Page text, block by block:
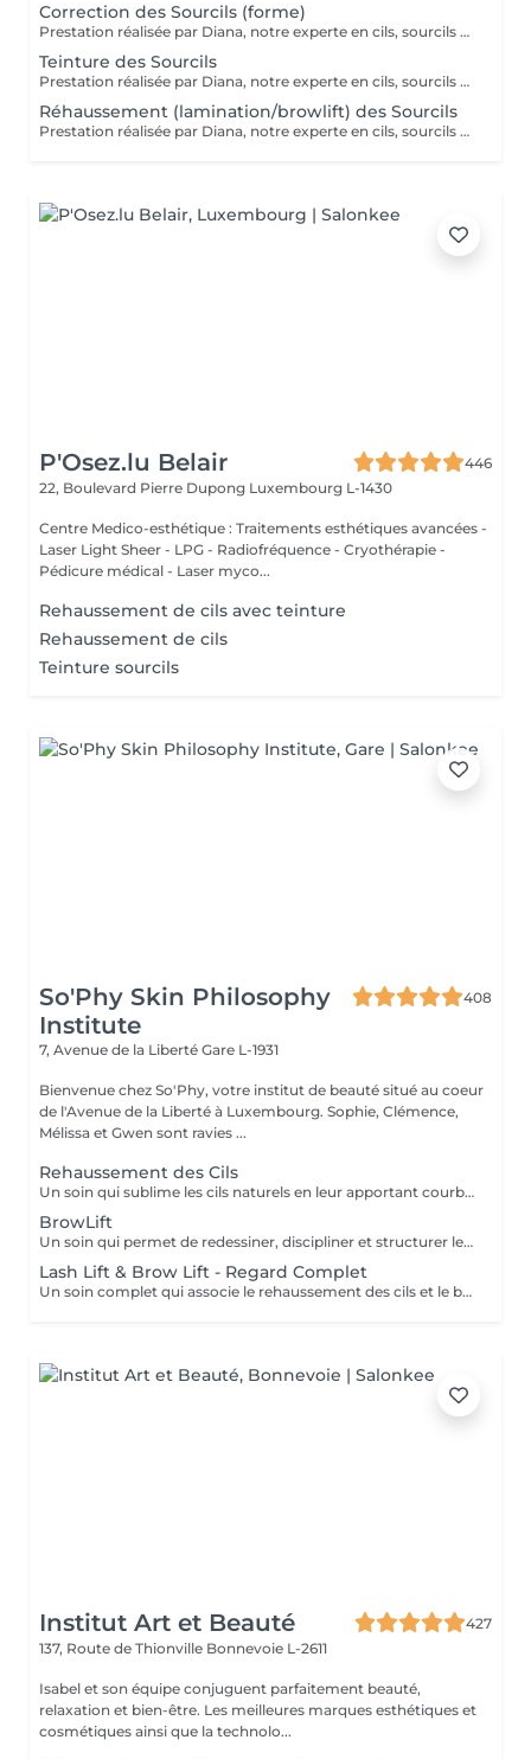
Correction des Sourcils (forme)
Prestation réalisée par Diana, notre experte en cils, sourcils et épilation, avec plus de 10 ans d'expérience, garantissant précision et résultats de haute qualité.
Teinture des Sourcils
Prestation réalisée par Diana, notre experte en cils, sourcils et épilation, avec plus de 10 ans d'expérience, garantissant précision et résultats de haute qualité.
Réhaussement (lamination/browlift) des Sourcils
Prestation réalisée par Diana, notre experte en cils, sourcils et épilation, avec plus de 10 ans d'expérience, garantissant précision et résultats de haute qualité.
P'Osez.lu Belair
446
22, Boulevard Pierre Dupong Luxembourg L-1430
Centre Medico-esthétique : Traitements esthétiques avancées -
Laser Light Sheer - LPG - Radiofréquence - Cryothérapie -
Pédicure médical - Laser myco...
Rehaussement de cils avec teinture
Rehaussement de cils
Teinture sourcils
So'Phy Skin Philosophy
Institute
408
7, Avenue de la Liberté Gare L-1931
Bienvenue chez So'Phy, votre institut de beauté situé au coeur
de l'Avenue de la Liberté à Luxembourg. Sophie, Clémence,
Mélissa et Gwen sont ravies ...
Rehaussement des Cils
Un soin qui sublime les cils naturels en leur apportant courbure, longueur visuelle et ouverture du regard. Le rehaussement agit dès la racine pour lifter les cils et créer un effet naturel, élégant et durable, sans recours aux extensions. Le regard paraît plus ouvert, les cils plus longs et parfaitement définis. Une teinture peut être ajoutée en option pour intensifier le résultat et apporter davantage de profondeur au regard. Le résultat est visible pendant plusieurs semaines, pour un regard frais et réveillé au quotidien.
BrowLift
Un soin qui permet de redessiner, discipliner et structurer les sourcils pour un résultat net, harmonieux et naturellement sublimé. Le brow lift vient repositionner les poils afin de donner un effet plus fourni, mieux défini et parfaitement maîtrisé. Une teinture est incluse afin d'intensifier la couleur et d'apporter plus de profondeur au regard, tout en conservant un rendu naturel et élégant. Les sourcils sont restructurés, le regard est encadré et les traits du visage sont mis en valeur au quotidien.
Lash Lift & Brow Lift - Regard Complet
Un soin complet qui associe le rehaussement des cils et le brow lift pour sublimer l’ensemble du regard. Les cils sont liftés dès la racine pour apporter longueur visuelle et ouverture du regard, tandis que les sourcils sont restructurés, disciplinés et redessinés pour un résultat net et harmonieux. Le regard est intensifié, mieux encadré et naturellement mis en valeur. Une solution idéale pour un effet soigné, élégant et durable, sans maquillage au quotidien.
Institut Art et Beauté
427
137, Route de Thionville Bonnevoie L-2611
Isabel et son équipe conjuguent parfaitement beauté,
relaxation et bien-être. Les meilleures marques esthétiques et
cosmétiques ainsi que la technolo...